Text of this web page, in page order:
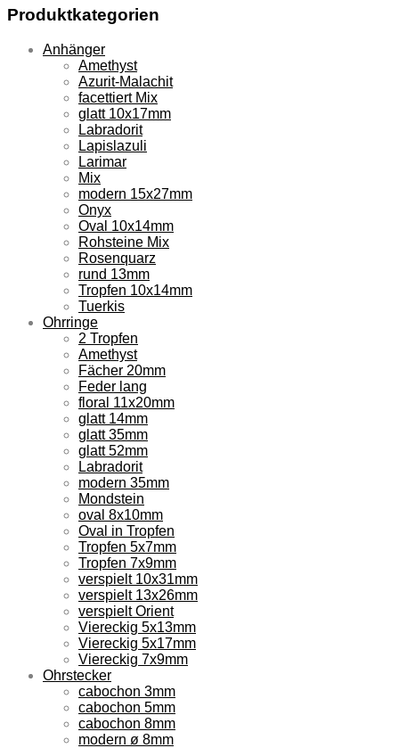
Produktkategorien
Anhänger
Amethyst
Azurit-Malachit
facettiert Mix
glatt 10x17mm
Labradorit
Lapislazuli
Larimar
Mix
modern 15x27mm
Onyx
Oval 10x14mm
Rohsteine Mix
Rosenquarz
rund 13mm
Tropfen 10x14mm
Tuerkis
Ohrringe
2 Tropfen
Amethyst
Fächer 20mm
Feder lang
floral 11x20mm
glatt 14mm
glatt 35mm
glatt 52mm
Labradorit
modern 35mm
Mondstein
oval 8x10mm
Oval in Tropfen
Tropfen 5x7mm
Tropfen 7x9mm
verspielt 10x31mm
verspielt 13x26mm
verspielt Orient
Viereckig 5x13mm
Viereckig 5x17mm
Viereckig 7x9mm
Ohrstecker
cabochon 3mm
cabochon 5mm
cabochon 8mm
modern ø 8mm